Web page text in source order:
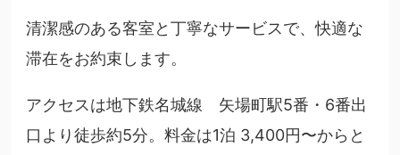
清潔感のある客室と丁寧なサービスで、快適な
滞在をお約束します。
アクセスは地下鉄名城線 矢場町駅5番・6番出
口より徒歩約5分。料金は1泊 3,400円〜からと